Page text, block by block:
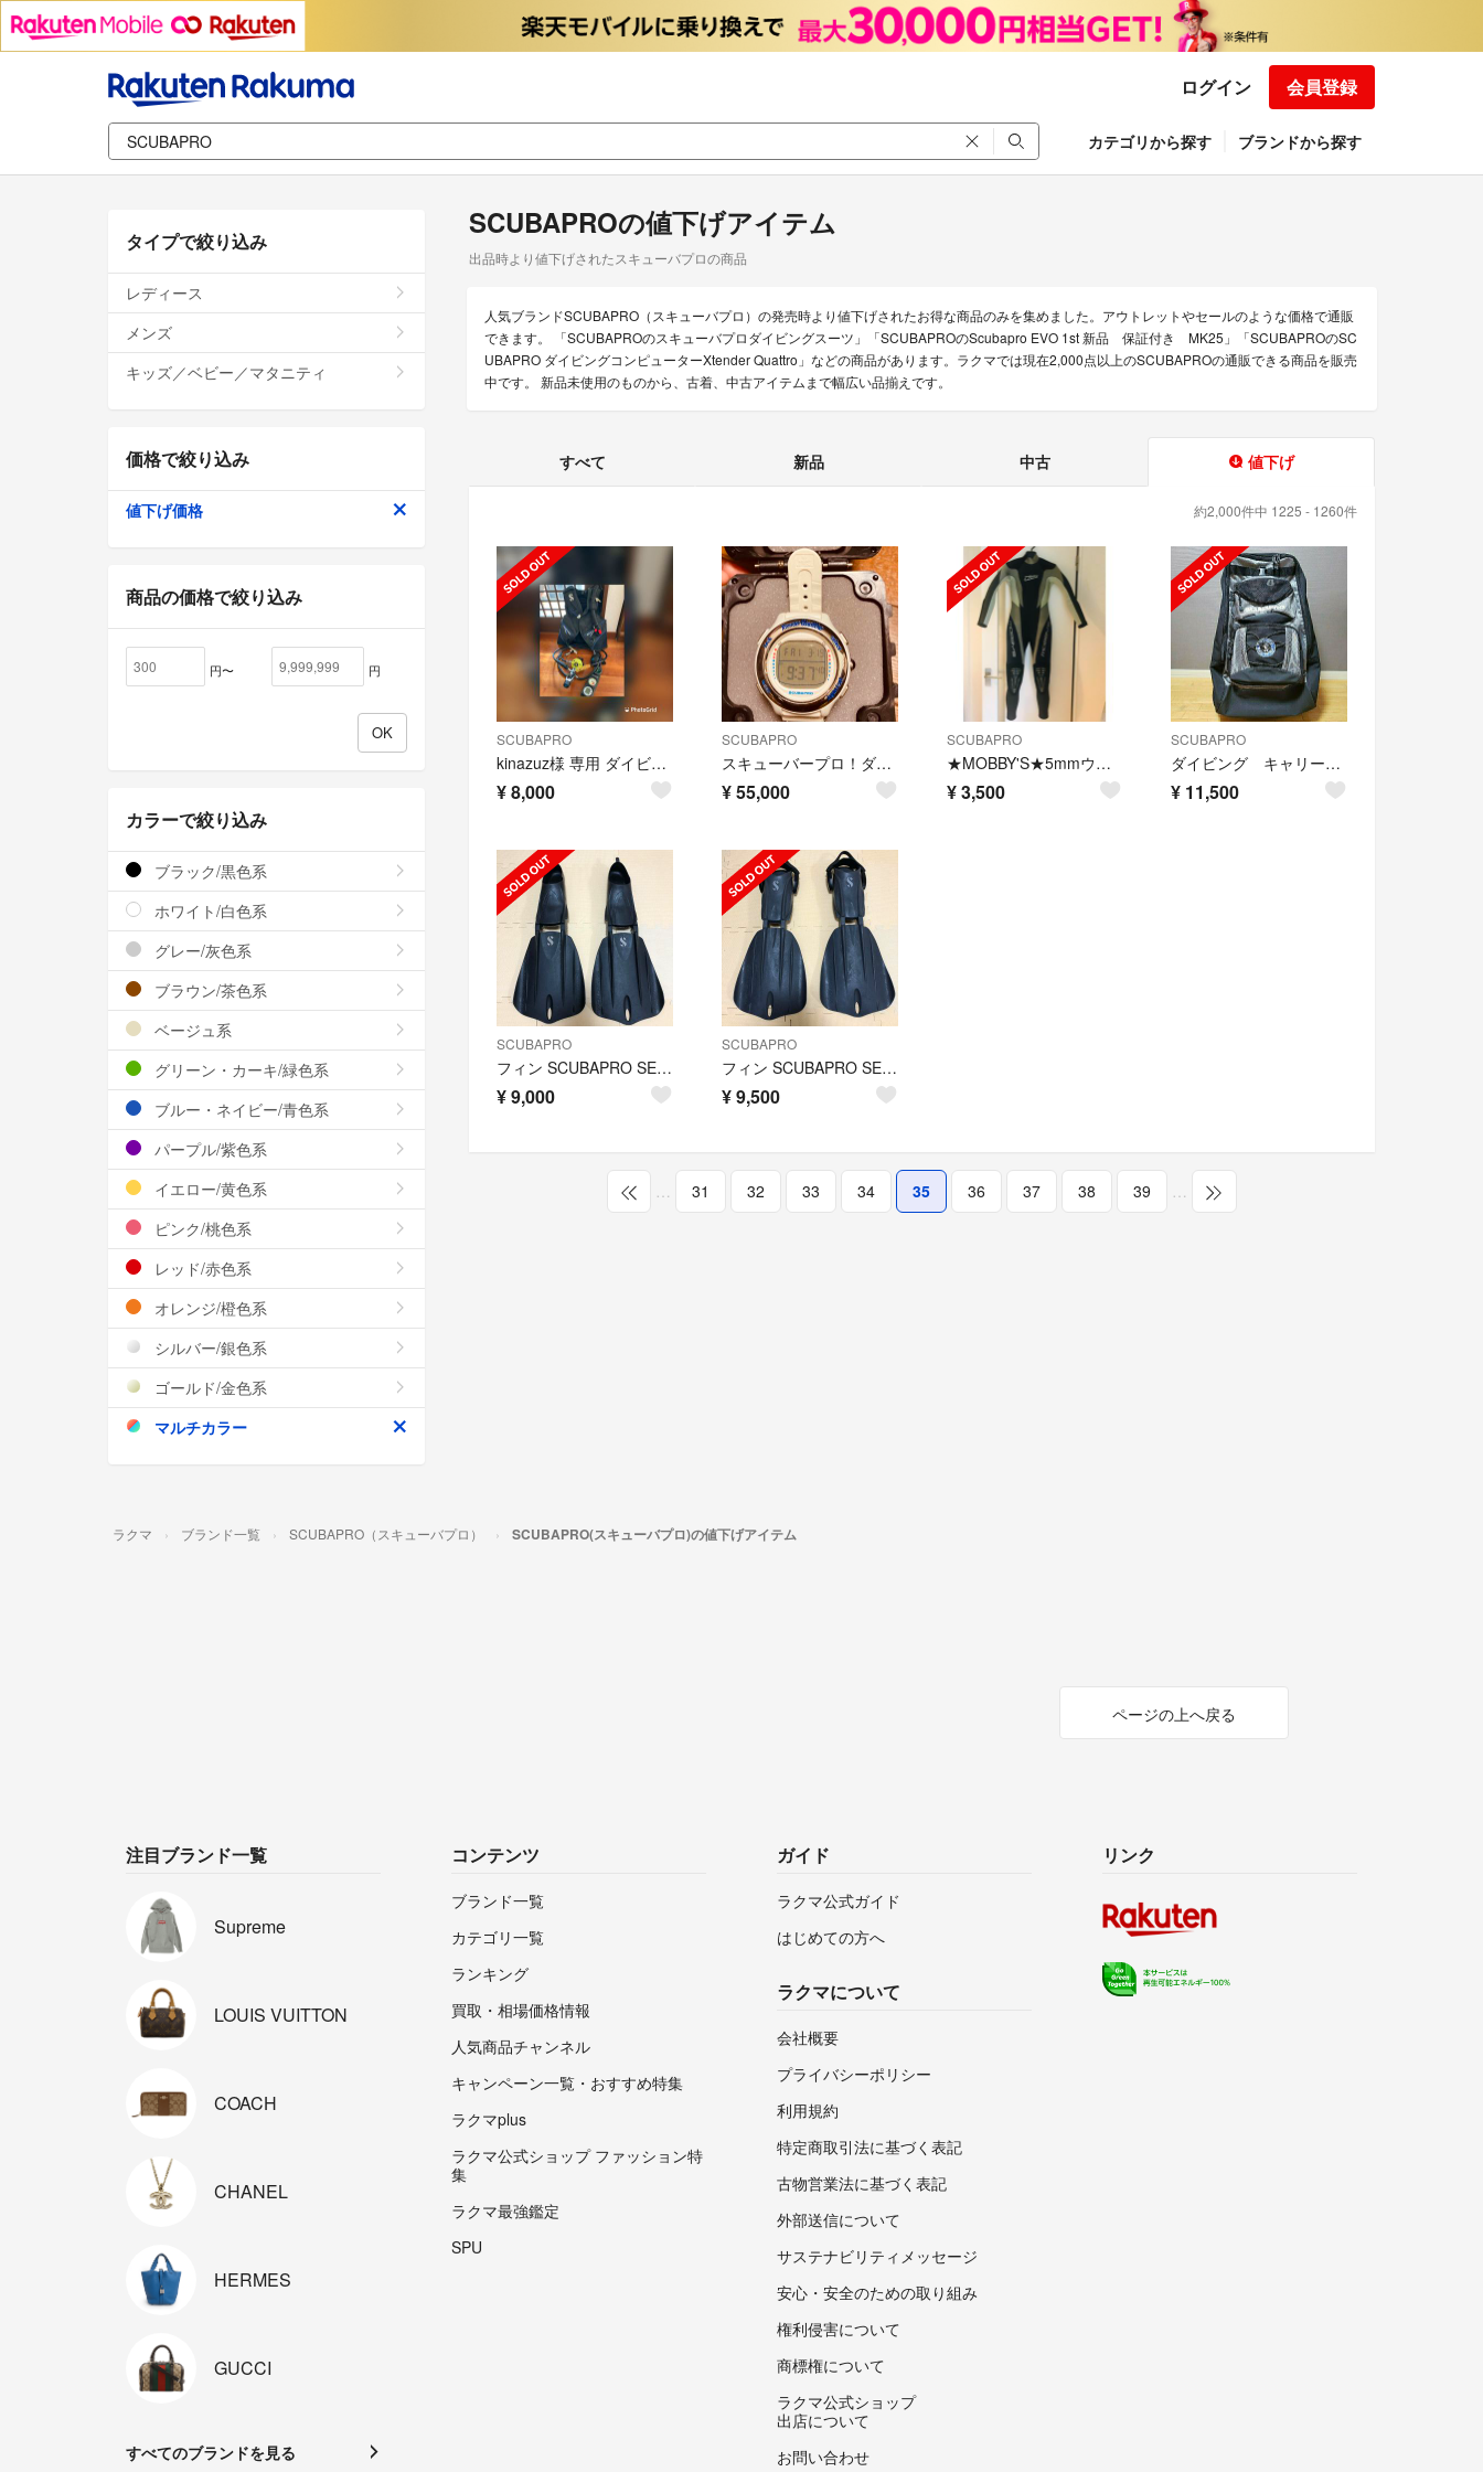
ログイン 会員登録
カテゴリから探す ブランドから探す
SCUBAPROの値下げアイテム
出品時より値下げされたスキューバプロの商品
人気ブランドSCUBAPRO（スキューバプロ）の発売時より値下げされたお得な商品のみを集めました。アウトレットやセールのような価格で通販
できます。 「SCUBAPROのスキューバプロダイビングスーツ」「SCUBAPROのScubapro EVO 1st 新品 保証付き MK25」「SCUBAPROのSC
UBAPRO ダイビングコンピューターXtender Quattro」などの商品があります。ラクマでは現在2,000点以上のSCUBAPROの通販できる商品を販売
中です。 新品未使用のものから、古着、中古アイテムまで幅広い品揃えです。
すべて 新品 中古 値下げ
約2,000件中 1225 - 1260件
SCUBAPRO
kinazuz様 専用 ダイビング機材『レギュレータ、BCD』
¥8,000
SCUBAPRO
スキューバープロ！ダイビングウォッチ！レア。
¥55,000
SCUBAPRO
★MOBBY'S★5mmウェットスーツ/レディース
¥3,500
SCUBAPRO
ダイビング キャリーバック
¥ 11,500
SCUBAPRO
フィン SCUBAPRO SEAWING NOVA LARGE SIZE
¥9,000
SCUBAPRO
フィン SCUBAPRO SEAWING NOVA SMALL SIZE
¥9,500
… 31 32 33 34 35 36 37 38 39 …
タイプで絞り込み
レディース
メンズ
キッズ／ベビー／マタニティ
価格で絞り込み
値下げ価格
商品の価格で絞り込み
円〜 円
カラーで絞り込み
ブラック/黒色系
ホワイト/白色系
グレー/灰色系
ブラウン/茶色系
ベージュ系
グリーン・カーキ/緑色系
ブルー・ネイビー/青色系
パープル/紫色系
イエロー/黄色系
ピンク/桃色系
レッド/赤色系
オレンジ/橙色系
シルバー/銀色系
ゴールド/金色系
マルチカラー
ラクマ ブランド一覧 SCUBAPRO（スキューバプロ） SCUBAPRO(スキューバプロ)の値下げアイテム
ページの上へ戻る
注目ブランド一覧
Supreme
LOUIS VUITTON
COACH
CHANEL
HERMES
GUCCI
すべてのブランドを見る
コンテンツ
ブランド一覧
カテゴリ一覧
ランキング
買取・相場価格情報
人気商品チャンネル
キャンペーン一覧・おすすめ特集
ラクマplus
ラクマ公式ショップ ファッション特
集
ラクマ最強鑑定
SPU
ガイド
ラクマ公式ガイド
はじめての方へ
ラクマについて
会社概要
プライバシーポリシー
利用規約
特定商取引法に基づく表記
古物営業法に基づく表記
外部送信について
サステナビリティメッセージ
安心・安全のための取り組み
権利侵害について
商標権について
ラクマ公式ショップ
出店について
お問い合わせ
リンク